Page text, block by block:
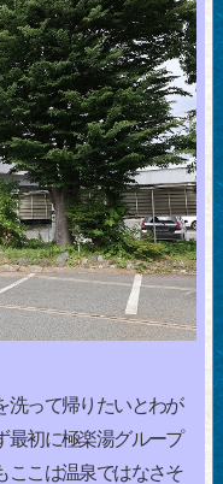
洗って帰りたいとわが
最初に極楽湯グループ
ここは温泉ではなさそ